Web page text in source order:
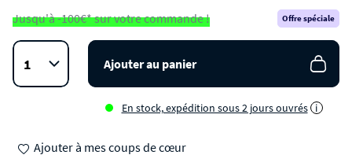
Jusqu'à -100€* sur votre commande ! Offre spéciale
Ajouter au panier
En stock, expédition sous 2 jours ouvrés i
Ajouter à mes coups de cœur